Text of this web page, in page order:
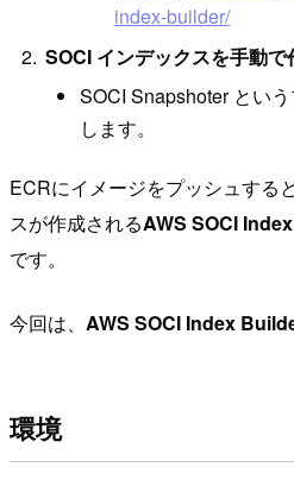
index-builder/
SOCI インデックスを手動で
SOCI Snapshoter とい
します。
ECRにイメージをプッシュする
スが作成されるAWS SOCI
です。
今回は、 AWS SOCI Index
環境